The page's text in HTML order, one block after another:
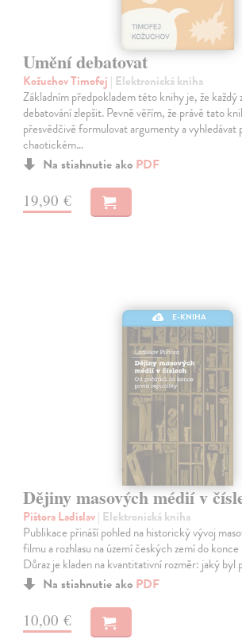
Umění debatovat
Kožuchov Timofej | Elektronická kniha
Základním předpokladem této knihy je, že každý
debatování zlepšit. Pevně věřím, že právě tato
přesvědčivě formulovat argumenty a vyhledávat
chaotickém…
Na stiahnutie ako PDF
19,90 €
E-KNIHA
Dějiny masových médií v
Pištora Ladislav| Elektronická kniha
Publikace přináší pohled na historický vývoj
filmu a rozhlasu na území českých zemí do
Důraz je kladen na kvantitativní rozměr: jaký byl
Na stiahnutie ako PDF
10,00 €